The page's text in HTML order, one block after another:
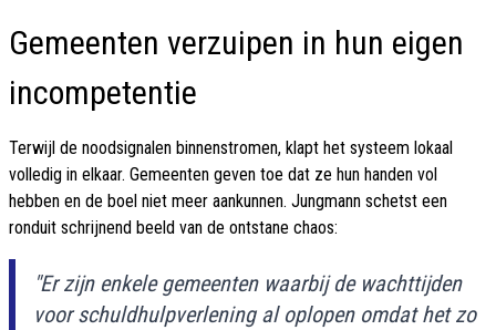
Gemeenten verzuipen in hun eigen
incompetentie
Terwijl de noodsignalen binnenstromen, klapt het systeem lokaal
volledig in elkaar. Gemeenten geven toe dat ze hun handen vol
hebben en de boel niet meer aankunnen. Jungmann schetst een
ronduit schrijnend beeld van de ontstane chaos:
"Er zijn enkele gemeenten waarbij de wachttijden
voor schuldhulpverlening al oplopen omdat het zo